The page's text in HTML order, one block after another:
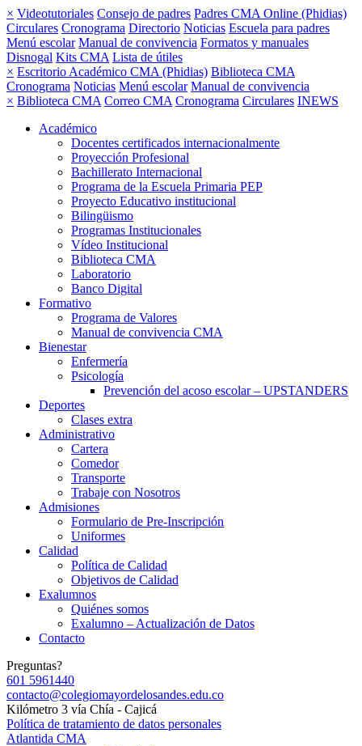
× Videotutoriales Consejo de padres Padres CMA Online (Phidias)
Circulares Cronograma Directorio Noticias Escuela para padres
Menú escolar Manual de convivencia Formatos y manuales
Disnogal Kits CMA Lista de útiles
× Escritorio Académico CMA (Phidias) Biblioteca CMA
Cronograma Noticias Menú escolar Manual de convivencia
× Biblioteca CMA Correo CMA Cronograma Circulares INEWS
Académico
Docentes certificados internacionalmente
Proyección Profesional
Bachillerato Internacional
Programa de la Escuela Primaria PEP
Proyecto Educativo institucional
Bilingüismo
Programas Institucionales
Vídeo Institucional
Biblioteca CMA
Laboratorio
Banco Digital
Formativo
Programa de Valores
Manual de convivencia CMA
Bienestar
Enfermería
Psicología
Prevención del acoso escolar – UPSTANDERS
Deportes
Clases extra
Administrativo
Cartera
Comedor
Transporte
Trabaje con Nosotros
Admisiones
Formulario de Pre-Inscripción
Uniformes
Calidad
Política de Calidad
Objetivos de Calidad
Exalumnos
Quiénes somos
Exalumno – Actualización de Datos
Contacto
Preguntas?
601 5961440
contacto@colegiomayordelosandes.edu.co
Kilómetro 3 vía Chía - Cajicá
Política de tratamiento de datos personales
Atlantida CMA